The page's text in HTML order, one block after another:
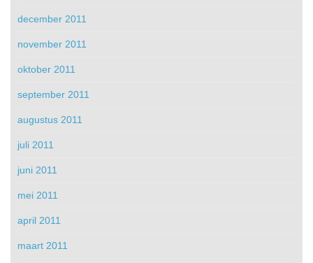
december 2011
november 2011
oktober 2011
september 2011
augustus 2011
juli 2011
juni 2011
mei 2011
april 2011
maart 2011